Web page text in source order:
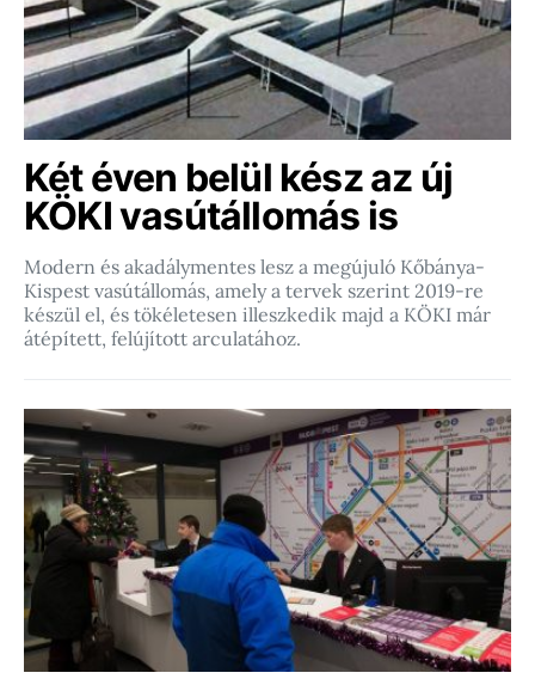
Két éven belül kész az új
KÖKI vasútállomás is
Modern és akadálymentes lesz a megújuló Kőbánya-
Kispest vasútállomás, amely a tervek szerint 2019-re
készül el, és tökéletesen illeszkedik majd a KÖKI már
átépített, felújított arculatához.